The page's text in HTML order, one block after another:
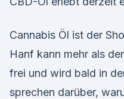
Cannabis Öl ist der
Hanf kann mehr als
frei und wird bald in
sprechen darüber,